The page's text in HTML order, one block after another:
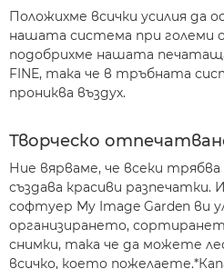
Положихме всички усилия да
нашата система при големи
подобрихме нашата
FINE, така че в тръбната
прониква въздух.
Творческо
Ние вярваме, че всеки
създава красиви
софтуер My Image Garden ви
организирането,
снимки, така че да можете
всичко, което